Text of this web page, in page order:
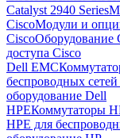
Catalyst 2940 Series
CiscoМодули и
CiscoОборудование
доступа Cisco
Dell EMC
беспроводных
оборудование Dell
HPEКоммутаторы
HPE для